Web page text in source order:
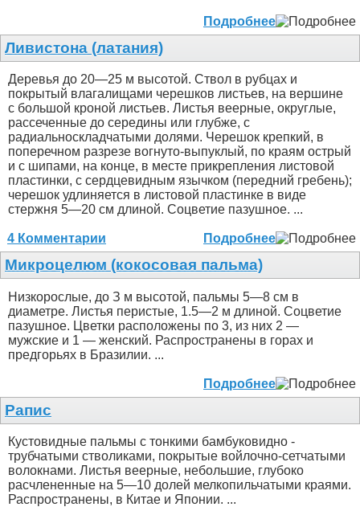
Подробнее
Ливистона (латания)
Деревья до 20—25 м высотой. Ствол в рубцах и
покрытый влагалищами черешков листьев, на вершине
с большой кроной листьев. Листья веерные, округлые,
рассеченные до середины или глубже, с
радиальноскладчатыми долями. Черешок крепкий, в
поперечном разрезе вогнуто-выпуклый, по краям острый
и с шипами, на конце, в месте прикрепления листовой
пластинки, с сердцевидным язычком (передний гребень);
черешок удлиняется в листовой пластинке в виде
стержня 5—20 см длиной. Соцветие пазушное. ...
4 Комментарии Подробнее
Микроцелюм (кокосовая пальма)
Низкорослые, до З м высотой, пальмы 5—8 см в
диаметре. Листья перистые, 1.5—2 м длиной. Соцветие
пазушное. Цветки расположены по 3, из них 2 —
мужские и 1 — женский. Распространены в горах и
предгорьях в Бразилии. ...
Подробнее
Рапис
Кустовидные пальмы с тонкими бамбуковидно -
трубчатыми стволиками, покрытые войлочно-сетчатыми
волокнами. Листья веерные, небольшие, глубоко
расчлененные на 5—10 долей мелкопильчатыми краями.
Распространены, в Китае и Японии. ...